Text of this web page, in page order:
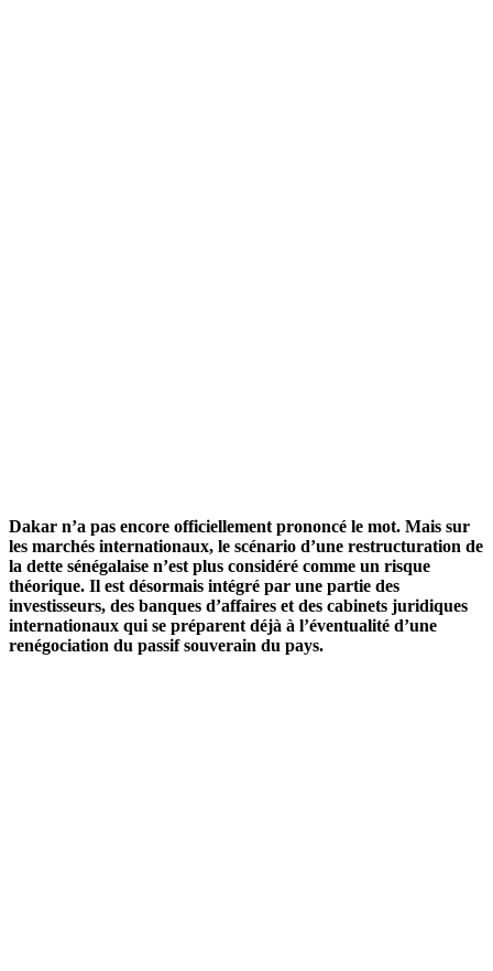
Dakar n’a pas encore officiellement prononcé le mot. Mais sur
les marchés internationaux, le scénario d’une restructuration de
la dette sénégalaise n’est plus considéré comme un risque
théorique. Il est désormais intégré par une partie des
investisseurs, des banques d’affaires et des cabinets juridiques
internationaux qui se préparent déjà à l’éventualité d’une
renégociation du passif souverain du pays.